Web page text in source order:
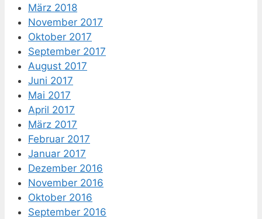
März 2018
November 2017
Oktober 2017
September 2017
August 2017
Juni 2017
Mai 2017
April 2017
März 2017
Februar 2017
Januar 2017
Dezember 2016
November 2016
Oktober 2016
September 2016